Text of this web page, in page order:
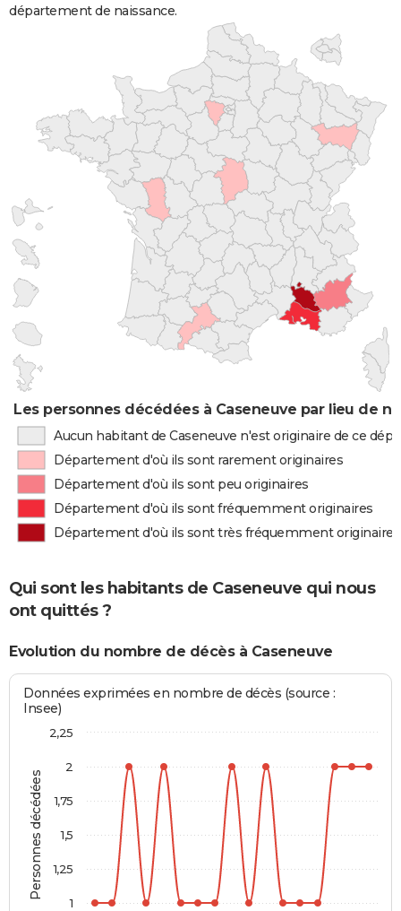
département de naissance.
Les personnes décédées à Caseneuve par lieu de
Aucun habitant de Caseneuve n'est originaire de ce
Département d'où ils sont rarement originaires
Département d'où ils sont peu originaires
Département d'où ils sont fréquemment originaires
Département d'où ils sont très fréquemment originaires
Qui sont les habitants de Caseneuve qui nous
ont quittés ?
Evolution du nombre de décès à Caseneuve
Personnes décédées
Données exprimées en nombre de décès (source :
Insee)
1
1,25
1,5
1,75
2
2,25